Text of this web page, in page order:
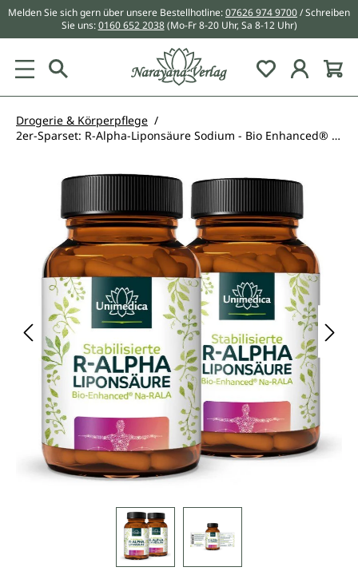
springen
Melden Sie sich gern über unsere Bestellhotline:07626 974 9700/ Schreiben
Sie uns:0160 652 2038 (Mo-Fr 8-20 Uhr, Sa 8-12 Uhr)
Du hast 0
Drogerie & Körperpflege
2er-Sparset: R-Alpha-Liponsäure Sodium - Bio Enhanced® - 240 mg pro Tagesdosis (2 Kapseln) - 2 x 60 Kapseln - von Unimedica
Bildergalerie überspringen